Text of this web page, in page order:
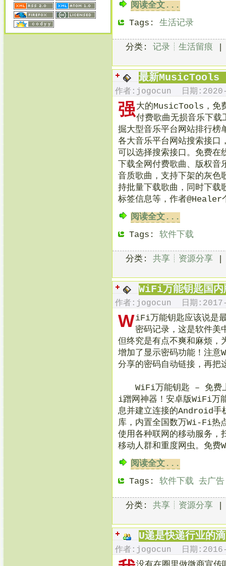
阅读全文...
Tags:生活记录
分类: 记录┊生活留痕
最新MusicTools
作者:jogocun 日期
强大的MusicTools，免
付费歌曲无损音乐下载
掘大型音乐平台网站排行榜
各大音乐平台网站搜索接口
可以选择搜索接口。免费在
下载全网付费歌曲、版权音
音质歌曲，支持下架的灰色
持批量下载歌曲，同时下载
标签信息等，作者@Healer
阅读全文...
Tags:软件下载
分类: 共享┊资源分享
WiFi万能钥匙国
作者:jogocun 日期
WiFi万能钥匙应该说是
密码记录，这是软件美
但终究是有点不爽和麻烦，
增加了显示密码功能！注
分享的密码自动链接，再把
WiFi万能钥匙 – 免费上
i蹭网神器！安卓版WiFi万
息并建立连接的Android手
库，内置全国数万Wi-Fi热
使用各种联网的移动服务，
移动人群和重度网虫。免
阅读全文...
Tags:软件下载 去广告
分类: 共享┊资源分享
U递是快递行业的
作者:jogocun 日期